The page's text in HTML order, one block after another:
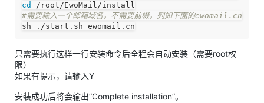
cd
/root/EwoMail/install
#需要输入一个邮箱域名，不需要前缀，列如下面的ewomail.cn
sh ./start.sh ewomail.cn
只需要执行这样一行安装命令后全程会自动安装（需要root权
限）
如果有提示，请输入Y
安装成功后将会输出”Complete installation”。